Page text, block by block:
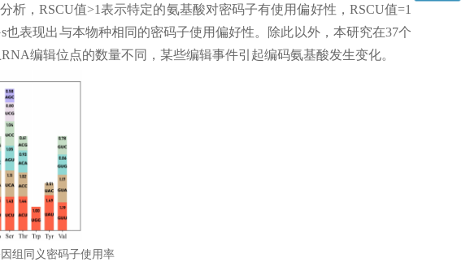
析，RSCU值>1表示特定的氨基酸对密码子有使用偏好性，RSCU值=1
表现出与本物种相同的密码子使用偏好性。除此以外，本研究在37个
编辑位点的数量不同，某些编辑事件引起编码氨基酸发生变化。
因组同义密码子使用率